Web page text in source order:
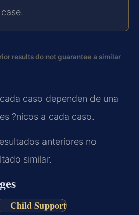
results do not guarantee a similar
caso dependen de una
?nicos a cada caso.
anteriores no
similar.
Child Support